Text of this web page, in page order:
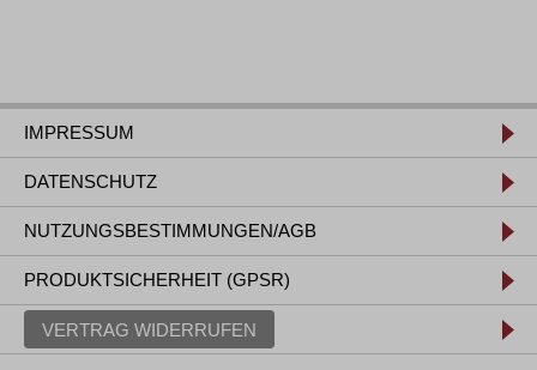
IMPRESSUM
DATENSCHUTZ
NUTZUNGSBESTIMMUNGEN/AGB
PRODUKTSICHERHEIT (GPSR)
VERTRAG WIDERRUFEN